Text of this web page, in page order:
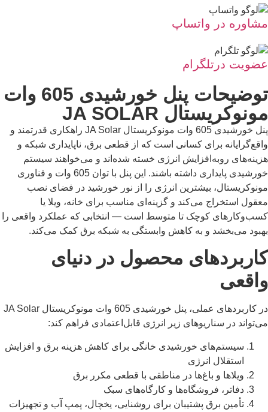
مشاوره در واتساپ
عضویت درتلگرام
توضیحات پنل خورشیدی 605 وات
مونوکریستال JA SOLAR
پنل خورشیدی 605 وات مونوکریستال JA Solar راهکاری قدرتمند و
واقع‌گرایانه برای کسانی است که از قطعی برق، ناپایداری شبکه و
هزینه‌های رو‌به‌افزایش انرژی خسته شده‌اند و می‌خواهند سیستم
خورشیدی پایداری داشته باشند. این پنل با توان 605 وات و فناوری
مونوکریستال، بیشترین انرژی را از نور خورشید در فضای نصب
معقول استخراج می‌کند و گزینه‌ای مناسب برای خانه، ویلا یا
کسب‌وکارهای کوچک تا متوسط است — انتخابی که عملکرد واقعی را
بهبود می‌بخشد و به کاهش وابستگی به شبکه برق کمک می‌کند.
کاربردهای محصول در دنیای
واقعی
در کاربردهای عملی، پنل خورشیدی 605 وات مونوکریستال JA Solar
می‌تواند در سناریوهای زیر انرژی قابل‌اعتمادی فراهم کند:
سیستم‌های خورشیدی خانگی برای کاهش هزینه برق و افزایش
استقلال انرژی
ویلاها و باغ‌ها در مناطقی با قطعی مکرر برق
دفاتر، فروشگاه‌ها و کارگاه‌های سبک
تأمین برق پشتیبان برای روشنایی، یخچال، پمپ آب و تجهیزات